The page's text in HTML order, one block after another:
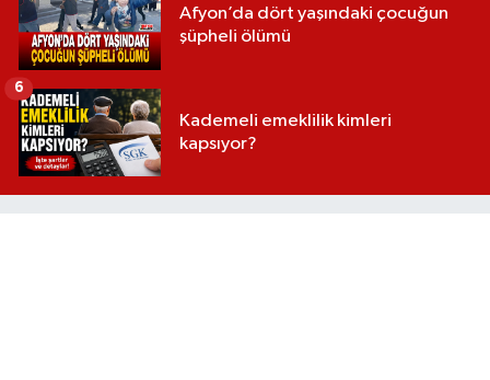
Afyon’da dört yaşındaki çocuğun
şüpheli ölümü
Kademeli emeklilik kimleri
kapsıyor?
6